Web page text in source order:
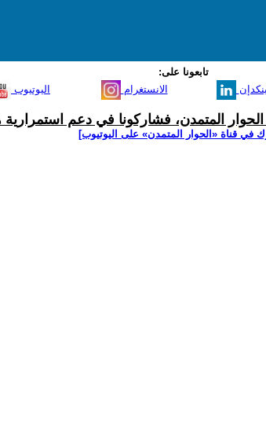
تابعونا على:
اليوتيوب الانستغرام
المتمدن، فشاركونا في دعم استمرارية
في قناة ‫«الحوار المتمدن» على اليوتيوب]